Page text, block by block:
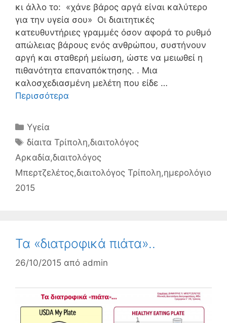
κι άλλο το: «χάνε βάρος αργά είναι καλύτερο
για την υγεία σου» Οι διαιτητικές
κατευθυντήριες γραμμές όσον αφορά το ρυθμό
απώλειας βάρους ενός ανθρώπου, συστήνουν
αργή και σταθερή μείωση, ώστε να μειωθεί η
πιθανότητα επαναπόκτησης. . Μια
καλοσχεδιασμένη μελέτη που είδε …
Περισσότερα
Κατηγορίες
Υγεία
Ετικέτες
δίαιτα Τρίπολη,διαιτολόγος
Αρκαδία,διαιτολόγος
Μπερτζελέτος,διαιτολόγος Τρίπολη,ημερολόγιο
2015
Τα «διατροφικά πιάτα»..
26/10/2015 από admin